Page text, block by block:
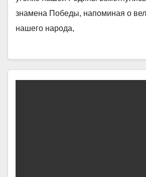
знамена Победы, напоминая о
нашего народа,